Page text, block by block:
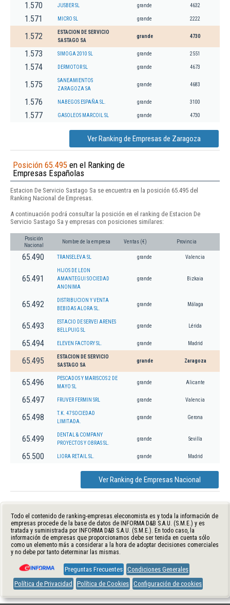
1.570 JUSBER SL grande 4632
1.571 MICRO SL grande 2222
1.572
ESTACION DE SERVICIO
SASTAGO SA
grande 4730
1.573 SIMOGA 2010 SL grande 2551
1.574 DERMOTOR SL grande 4673
1.575
SANEAMIENTOS
ZARAGOZA SA
grande 4683
1.576 NABEGOS ESPAÑA SL. grande 3100
1.577 GASOLEOS MARCOIL SL grande 4730
Ver Ranking de Empresas de Zaragoza
Posición 65.495 en el Ranking de
Empresas Españolas
Estacion De Servicio Sastago Sa se encuentra en la posición 65.495 del
Ranking Nacional de Empresas.
A continuación podrá consultar la posición en el ranking de Estacion De
Servicio Sastago Sa y empresas con posiciones similares:
Posición
Nacional
Nombre de la empresa Ventas (€) Provincia
65.490 TRANSELEVA SL grande Valencia
65.491
HIJOS DE LEON
AMANTEGUI SOCIEDAD
ANONIMA
grande Bizkaia
65.492
DISTRIBUCION Y VENTA
BEBIDAS ALORA SL.
grande Málaga
65.493
ESTACIO DE SERVEI ARENES
BELLPUIG SL
grande Lérida
65.494 ELEVEN FACTORY SL. grande Madrid
65.495
ESTACION DE SERVICIO
SASTAGO SA
grande Zaragoza
65.496
PESCADOS Y MARISCOS 2 DE
MAYO SL
grande Alicante
65.497 FRUVER FERMIN SRL grande Valencia
65.498
T.K. 47 SOCIEDAD
LIMITADA.
grande Gerona
65.499
DENTAL & COMPANY
PROYECTOS Y OBRAS SL.
grande Sevilla
65.500 LIORA RETAIL SL. grande Madrid
Ver Ranking de Empresas Nacional
Todo el contenido de ranking-empresas.eleconomista.es y toda la información de
empresas procede de la base de datos de INFORMA D&B S.A.U. (S.M.E.) y es
tratada y suministrada por INFORMA D&B S.A.U. (S.M.E.). En todo caso, la
información de empresas que proporcionamos debe ser tenida en cuenta sólo
como un elemento más a considerar a la hora de adoptar decisiones comerciales
y no debe por tanto determinar las mismas.
Preguntas Frecuentes Condiciones Generales
Política de Privacidad
Política de Cookies Configuración de cookies